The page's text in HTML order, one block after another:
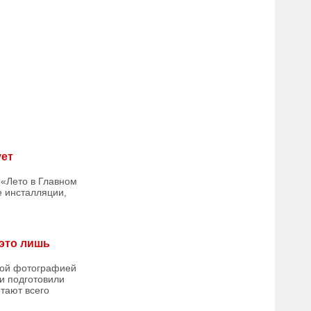
в Главном
инсталляции,
лишь
фотографией
подготовили
всего